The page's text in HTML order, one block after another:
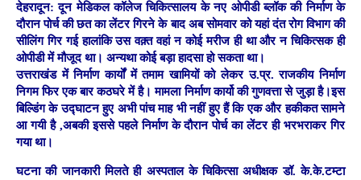
देहरादून: दून मेडिकल कॉलेज चिकित्सालय के नए ओपीडी ब्लॉक की निर्माण के
दौरान पोर्च की छत का लेंटर गिरने के बाद अब सोमवार को यहां दंत रोग विभाग की
सीलिंग गिर गई हालांकि उस वक़्त वहां न कोई मरीज ही था और न चिकित्सक ही
ओपीडी में मौजूद था। अन्यथा कोई बड़ा हादसा हो सकता था।
उत्तराखंड में निर्माण कार्यों में तमाम खामियों को लेकर उ.प्र. राजकीय निर्माण
निगम फिर एक बार कठघरे में है। मामला निर्माण कार्यो की गुणवत्ता से जुड़ा है।इस
बिल्डिंग के उद्घाटन हुए अभी पांच माह भी नहीं हुए हैं कि एक और हकीकत सामने
आ गयी है ,अबकी इससे पहले निर्माण के दौरान पोर्च का लेंटर ही भरभराकर गिर
गया था।
घटना की जानकारी मिलते ही अस्पताल के चिकित्सा अधीक्षक डॉ. के.के.टम्टा